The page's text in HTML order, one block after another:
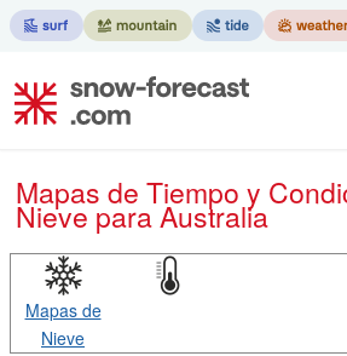
Mapas de Tiempo y Condiciones de
Nievepara Australia
Mapas de
Nieve